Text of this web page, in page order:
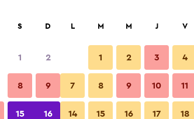
Otros
S D
1 2
8 9
15 16
L M M J V
1 2 3 4
7 8 9 10 11
14 15 16 17 18